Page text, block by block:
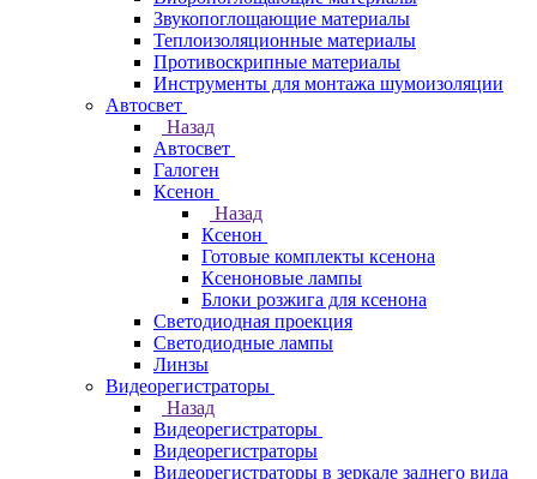
Звукопоглощающие материалы
Теплоизоляционные материалы
Противоскрипные материалы
Инструменты для монтажа шумоизоляции
Автосвет
Назад
Автосвет
Галоген
Ксенон
Назад
Ксенон
Готовые комплекты ксенона
Ксеноновые лампы
Блоки розжига для ксенона
Светодиодная проекция
Светодиодные лампы
Линзы
Видеорегистраторы
Назад
Видеорегистраторы
Видеорегистраторы
Видеорегистраторы в зеркале заднего вида